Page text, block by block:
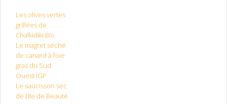
Les olives vertes
grillées de
Chalkidiki Bio
Le magret séché
de canard à foie
gras du Sud
Ouest IGP
Le saucisson sec
de l’Ile de Beauté